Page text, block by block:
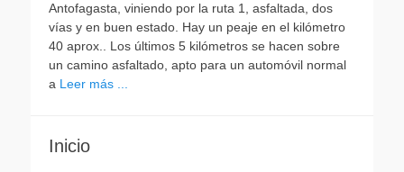
Antofagasta, viniendo por la ruta 1, asfaltada, dos
vías y en buen estado. Hay un peaje en el kilómetro
40 aprox.. Los últimos 5 kilómetros se hacen sobre
un camino asfaltado, apto para un automóvil normal
a Leer más ...
Inicio